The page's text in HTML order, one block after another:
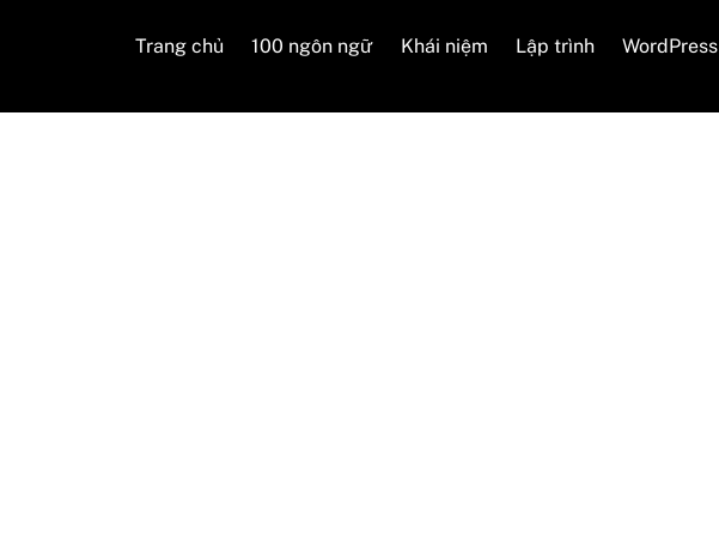
Trang chủ 100 ngôn ngữ Khái niệm Lập trình WordPress